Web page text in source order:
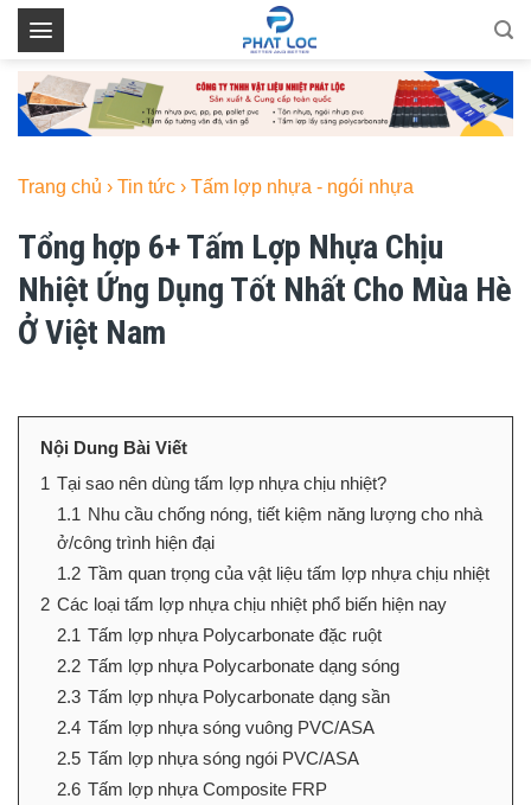
Skip
Trang chủ › Tin tức › Tấm lợp nhựa - ngói nhựa
Tổng hợp 6+ Tấm Lợp Nhựa Chịu
Nhiệt Ứng Dụng Tốt Nhất Cho Mùa Hè
Ở Việt Nam
Nội Dung Bài Viết
1 Tại sao nên dùng tấm lợp nhựa chịu nhiệt?
1.1 Nhu cầu chống nóng, tiết kiệm năng lượng cho nhà
ở/công trình hiện đại
1.2 Tầm quan trọng của vật liệu tấm lợp nhựa chịu nhiệt
2 Các loại tấm lợp nhựa chịu nhiệt phổ biến hiện nay
2.1 Tấm lợp nhựa Polycarbonate đặc ruột
2.2 Tấm lợp nhựa Polycarbonate dạng sóng
2.3 Tấm lợp nhựa Polycarbonate dạng sần
2.4 Tấm lợp nhựa sóng vuông PVC/ASA
2.5 Tấm lợp nhựa sóng ngói PVC/ASA
2.6 Tấm lợp nhựa Composite FRP